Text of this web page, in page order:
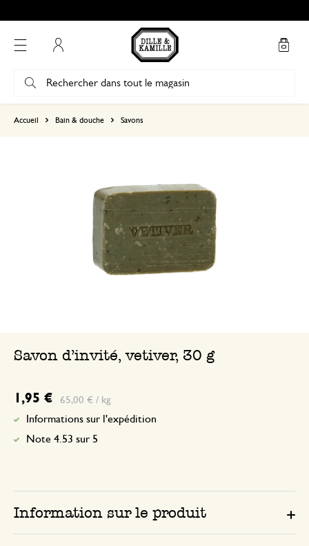
Accueil Bain & douche Savons
Savon d'invité, vetiver, 30 g
1,95 € 65,00 € / kg
Informations sur l'expédition
Note 4.53 sur 5
Information sur le produit